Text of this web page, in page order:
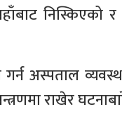
अस्पताल
राखेर